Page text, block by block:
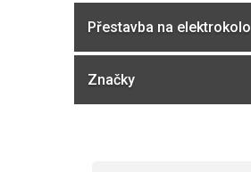
Přestavba na elektrokolo
Značky